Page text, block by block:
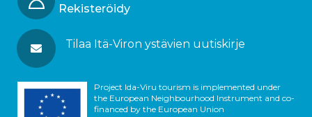
Rekisteröidy
Tilaa Itä-Viron ystävien uutiskirje
Project Ida-Viru tourism is implemented under
the European Neighbourhood Instrument and co-
financed by the European Union